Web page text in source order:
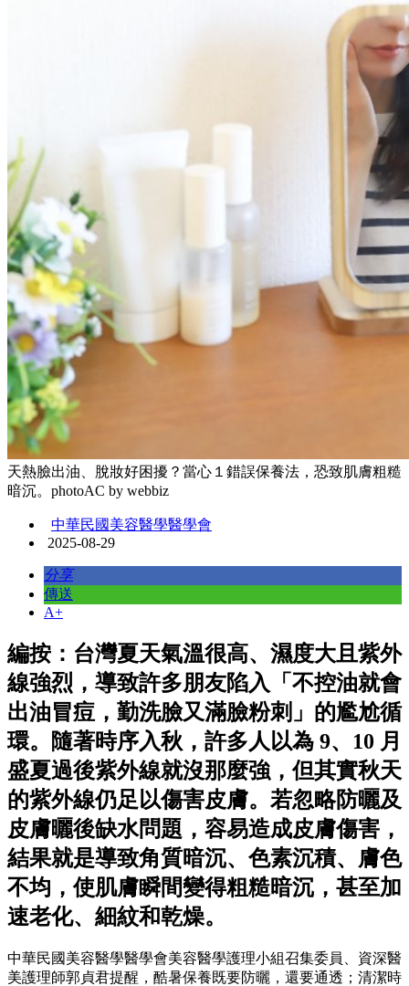
天熱臉出油、脫妝好困擾？當心１錯誤保養法，恐致肌膚粗糙
暗沉。photoAC by webbiz
中華民國美容醫學醫學會
2025-08-29
分享
傳送
A+
編按：台灣夏天氣溫很高、濕度大且紫外
線強烈，導致許多朋友陷入「不控油就會
出油冒痘，勤洗臉又滿臉粉刺」的尷尬循
環。隨著時序入秋，許多人以為 9、10 月
盛夏過後紫外線就沒那麼強，但其實秋天
的紫外線仍足以傷害皮膚。若忽略防曬及
皮膚曬後缺水問題，容易造成皮膚傷害，
結果就是導致角質暗沉、色素沉積、膚色
不均，使肌膚瞬間變得粗糙暗沉，甚至加
速老化、細紋和乾燥。
中華民國美容醫學醫學會美容醫學護理小組召集委員、資深醫
美護理師郭貞君提醒，酷暑保養既要防曬，還要通透；清潔時